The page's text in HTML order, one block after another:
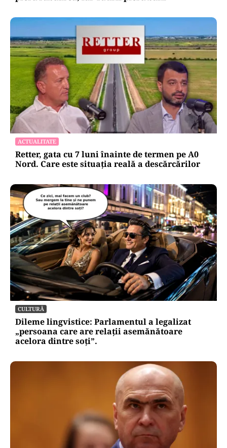
HOROSCOP
Horoscop 7 august 2026: ziua în care Berbecii își
pierd răbdarea, iar Taurii pierd bani
ACTUALITATE
Retter, gata cu 7 luni înainte de termen pe A0
Nord. Care este situația reală a descărcărilor